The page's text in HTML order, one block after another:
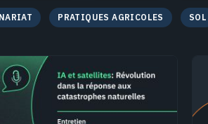
PRATIQUES AGRICOLES SOL